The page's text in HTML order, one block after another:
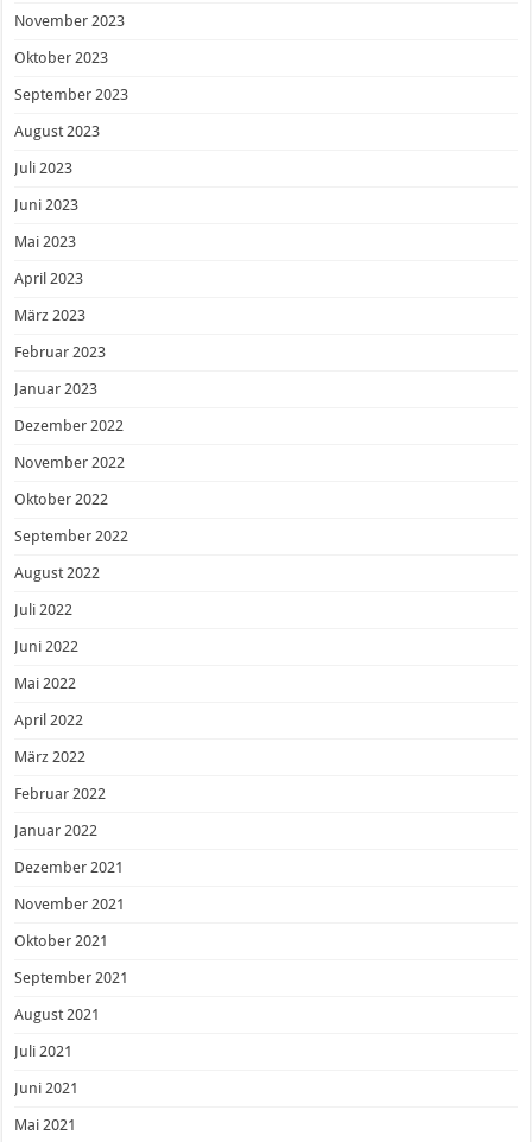
November 2023
Oktober 2023
September 2023
August 2023
Juli 2023
Juni 2023
Mai 2023
April 2023
März 2023
Februar 2023
Januar 2023
Dezember 2022
November 2022
Oktober 2022
September 2022
August 2022
Juli 2022
Juni 2022
Mai 2022
April 2022
März 2022
Februar 2022
Januar 2022
Dezember 2021
November 2021
Oktober 2021
September 2021
August 2021
Juli 2021
Juni 2021
Mai 2021